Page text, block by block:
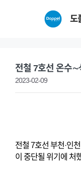
도
전철 7호선 온수∼
2023-02-09
전철 7호선 부천·인
이 중단될 위기에 처